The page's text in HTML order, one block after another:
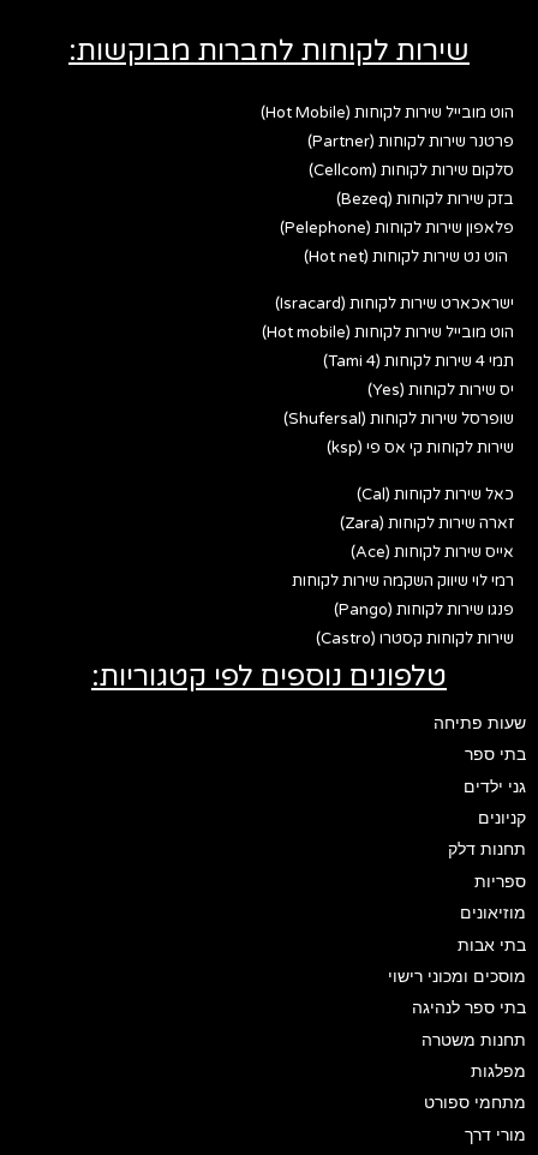
שירות לקוחות לחברות מבוקשות:
הוט מובייל שירות לקוחות (Hot Mobile)
פרטנר שירות לקוחות (Partner)
סלקום שירות לקוחות (Cellcom)
בזק שירות לקוחות (Bezeq)
פלאפון שירות לקוחות (Pelephone)
הוט נט שירות לקוחות (Hot net)
ישראכארט שירות לקוחות (Isracard)
הוט מובייל שירות לקוחות (Hot mobile)
תמי 4 שירות לקוחות (Tami 4)
יס שירות לקוחות (Yes)
שופרסל שירות לקוחות (Shufersal)
שירות לקוחות קי אס פי (ksp)
כאל שירות לקוחות (Cal)
זארה שירות לקוחות (Zara)
אייס שירות לקוחות (Ace)
רמי לוי שיווק השקמה שירות לקוחות
פנגו שירות לקוחות (Pango)
שירות לקוחות קסטרו (Castro)
טלפונים נוספים לפי קטגוריות:
שעות פתיחה
בתי ספר
גני ילדים
קניונים
תחנות דלק
ספריות
מוזיאונים
בתי אבות
מוסכים ומכוני רישוי
בתי ספר לנהיגה
תחנות משטרה
מפלגות
מתחמי ספורט
מורי דרך